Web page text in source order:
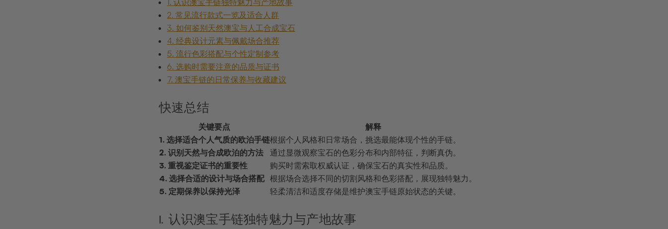
1. 认识澳宝手链独特魅力与产地故事
2. 常见流行款式一览及适合人群
3. 如何鉴别天然澳宝与人工合成宝石
4. 经典设计元素与佩戴场合推荐
5. 流行色彩搭配与个性定制参考
6. 选购时需要注意的品质与证书
7. 澳宝手链的日常保养与收藏建议
快速总结
关键要点
解释
1. 选择适合个人气质的欧泊手链根据个人风格和日常场合，挑选最能体现个性的手链。
2. 识别天然与合成欧泊的方法
通过显微观察宝石的色彩分布和内部特征，判断真伪。
3. 重视鉴定证书的重要性
购买时需索取权威认证，确保宝石的真实性和品质。
4. 选择合适的设计与场合搭配 根据场合选择不同的切割风格和色彩搭配，展现独特魅力。
5. 定期保养以保持光泽
轻柔清洁和适度存储是维护澳宝手链原始状态的关键。
1. 认识澳宝手链独特魅力与产地故事